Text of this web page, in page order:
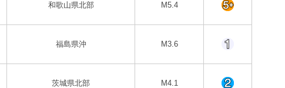
和歌山県北部 M5.4
福島県沖 M3.6
茨城県北部 M4.1